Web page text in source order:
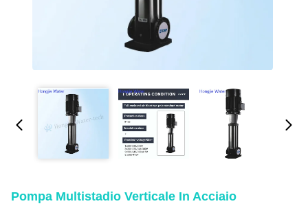
Pompa Multistadio Verticale In Acciaio